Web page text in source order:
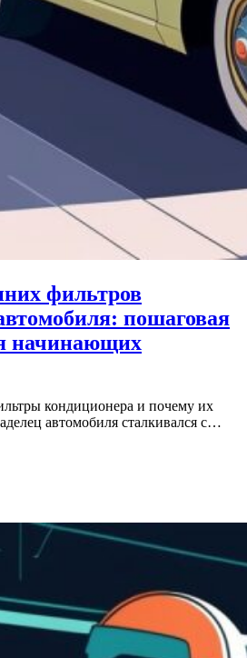
фильтров
пошаговая
начинающих
кондиционера и почему их
автомобиля сталкивался с…